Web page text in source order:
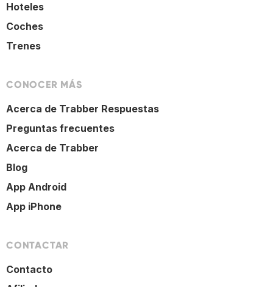
Hoteles
Coches
Trenes
CONOCER MÁS
Acerca de Trabber Respuestas
Preguntas frecuentes
Acerca de Trabber
Blog
App Android
App iPhone
CONTACTAR
Contacto